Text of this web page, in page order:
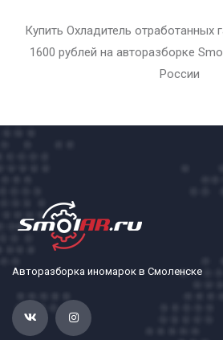
Купить Охладитель отработанных
1600 рублей на авторазборке
России
Авторазборка иномарок в Смоленске